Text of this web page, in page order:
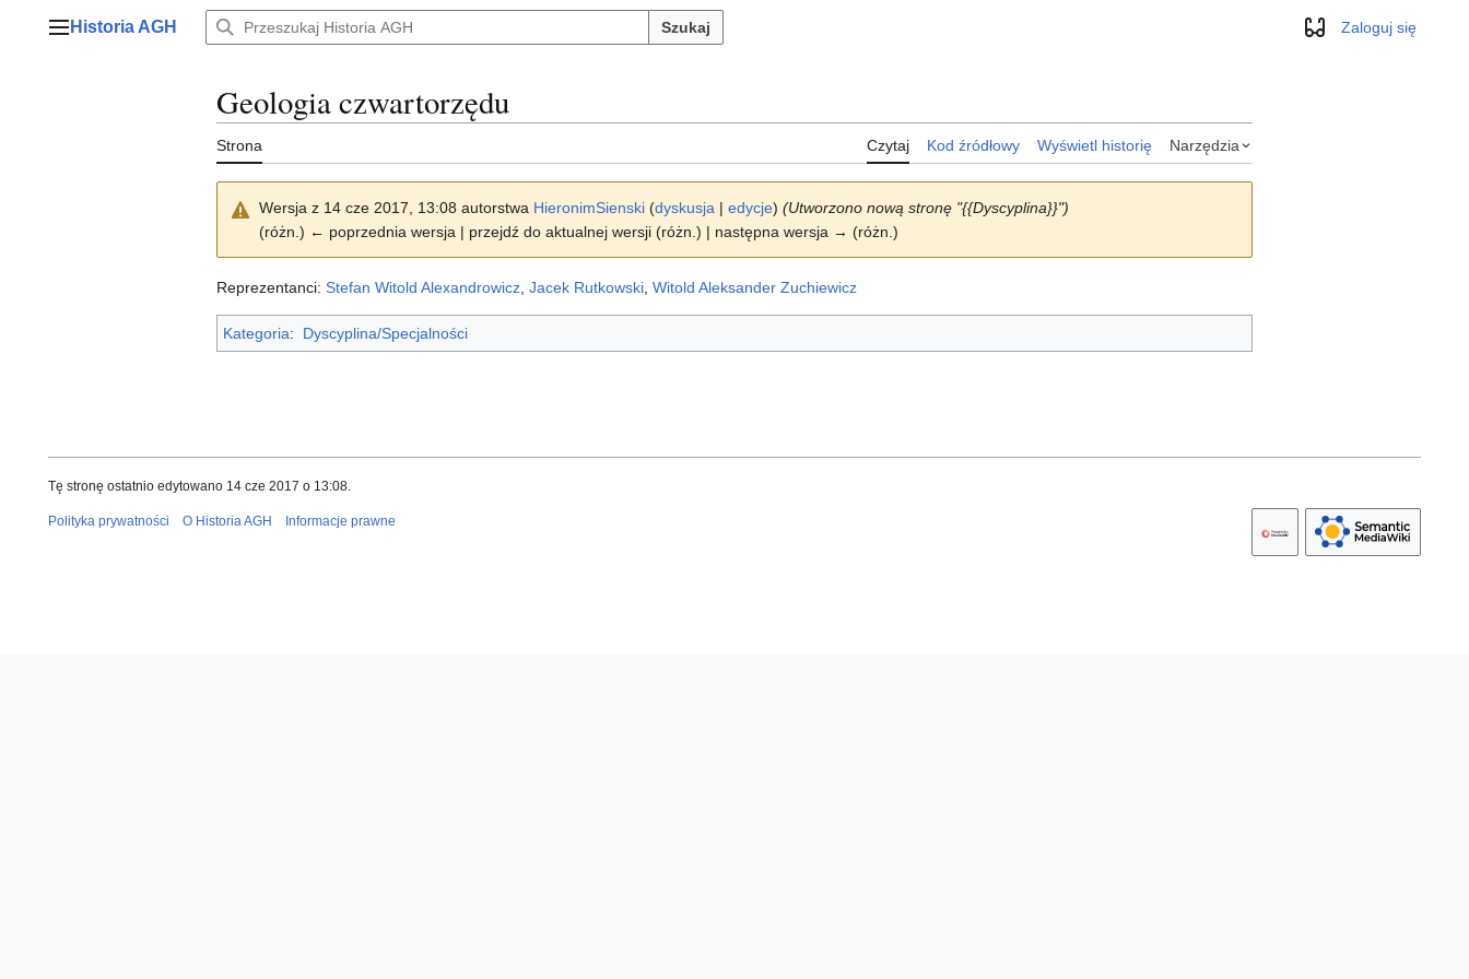
Menu główne
Historia AGH Szukaj WyglądZaloguj się
Geologia czwartorzędu
Strona Czytaj Kod źródłowy Wyświetl historię Narzędzia
Wersja z 14 cze 2017, 13:08 autorstwa HieronimSienski (dyskusja | edycje) (Utworzono nową stronę "{{Dyscyplina}}")
(różn.) ← poprzednia wersja | przejdź do aktualnej wersji (różn.) | następna wersja → (różn.)
Reprezentanci: Stefan Witold Alexandrowicz Jacek Rutkowski Witold Aleksander Zuchiewicz
Kategoria: Dyscyplina/Specjalności
Tę stronę ostatnio edytowano 14 cze 2017 o 13:08.
Polityka prywatności O Historia AGH Informacje prawne